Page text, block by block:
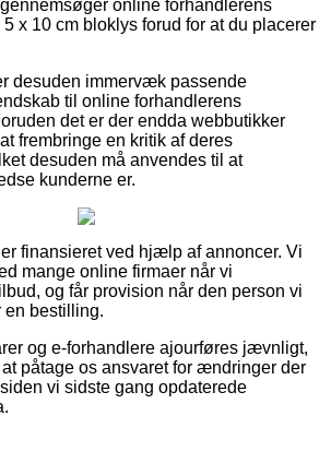
online forhandlerens
x 10 cm bloklys forud for at du placerer
desuden immervæk passende
til online forhandlerens
det er der endda webbutikker
frembringe en kritik af deres
desuden må anvendes til at
kunderne er.
finansieret ved hjælp af annoncer. Vi
mange online firmaer når vi
og får provision når den person vi
en bestilling.
og e-forhandlere ajourføres jævnligt,
påtage os ansvaret for ændringer der
vi sidste gang opdaterede